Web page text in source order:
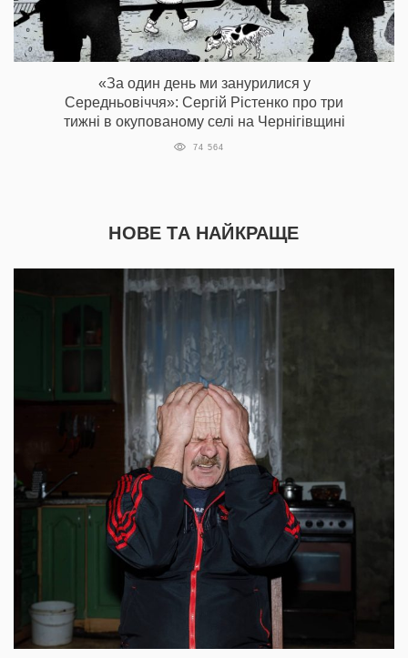
«За один день ми занурилися у
Середньовіччя»: Сергій Рістенко про три
тижні в окупованому селі на Чернігівщині
74 564
НОВЕ ТА НАЙКРАЩЕ